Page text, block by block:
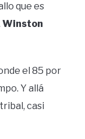
que es
Winston
el 85 por
Y allá
casi